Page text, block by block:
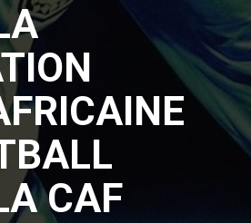
CAF